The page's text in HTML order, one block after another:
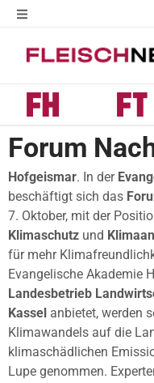
Forum
Hofgeismar. In der
beschäftigt sich das
7. Oktober, mit der
Klimaschutz und
für mehr
Evangelische Akademie
Landesbetrieb
Kassel anbietet, werden
Klimawandels auf die
klimaschädlichen
Lupe genommen.